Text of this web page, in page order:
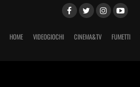
HOME VIDEOGIOCHI CINEMA&TV FUMETTI